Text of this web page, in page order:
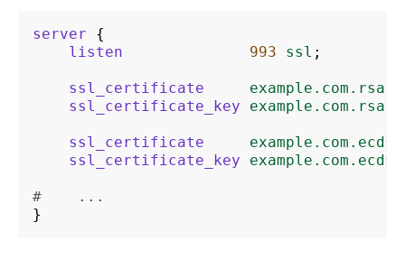
server
{
listen
993 ssl ;
ssl_certificate
ssl_certificate_key
ssl_certificate
ssl_certificate_key
#    ...
}